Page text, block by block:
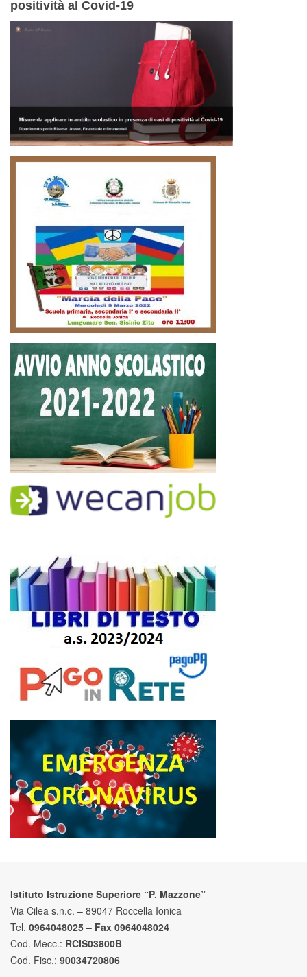
positività al Covid-19
Istituto Istruzione Superiore “P. Mazzone”
Via Cilea s.n.c. – 89047 Roccella Ionica
Tel. 0964048025 – Fax 0964048024
Cod. Mecc.: RCIS03800B
Cod. Fisc.: 90034720806